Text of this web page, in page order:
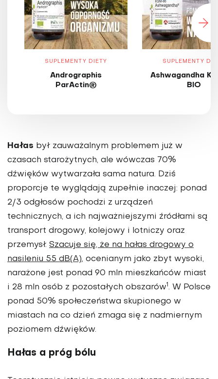
SUPLEMENTY DIETY
Andrographis
ParActin®
SUPLEMENTY
Ashwagandha
BIO
Hałas był zauważalnym problemem już w
czasach starożytnych, ale wówczas 70%
dźwięków wytwarzała sama natura. Dziś
proporcje te wyglądają zupełnie inaczej: ponad
2/3 odgłosów pochodzi z urządzeń
technicznych, a ich najważniejszymi źródłami są
transport drogowy, kolejowy i lotniczy oraz
przemysł. Szacuje się, że na hałas drogowy o
nasileniu 55 dB(A), ocenianym jako zbyt wysoki,
narażone jest ponad 90 mln mieszkańców miast
i 28 mln osób z pozostałych obszarów1. W Polsce
ponad 50% społeczeństwa skupionego w
miastach na co dzień zmaga się z nadmiernym
poziomem dźwięków.
Hałas a próg bólu